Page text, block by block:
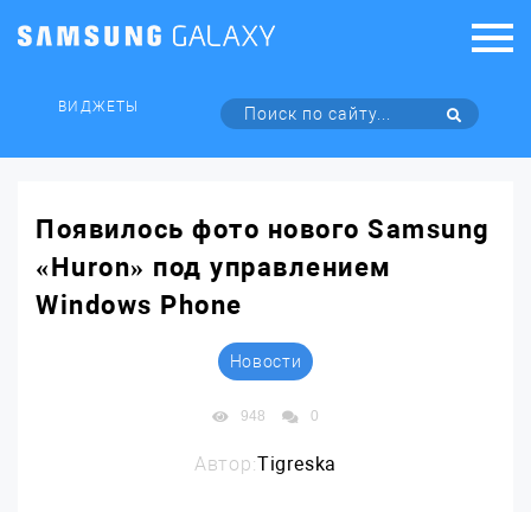
ВИДЖЕТЫ
Появилось фото нового Samsung
«Huron» под управлением
Windows Phone
Новости
948 0
Автор:Tigreska